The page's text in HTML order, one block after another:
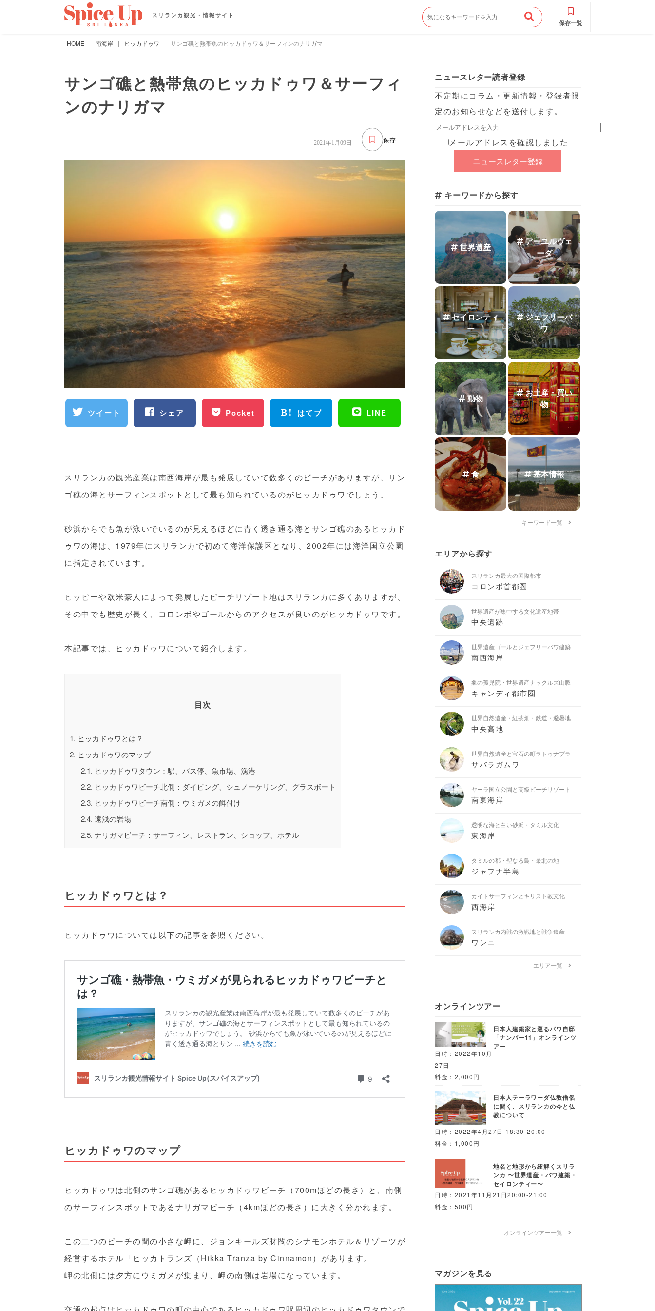
スリランカ観光・情報サイト
保存一覧
HOME | 南海岸 | ヒッカドゥワ | サンゴ礁と熱帯魚のヒッカドゥワ＆サーフィンのナリガマ
サンゴ礁と熱帯魚のヒッカドゥワ＆サーフィ
ンのナリガマ
保存
2021年1月09日
ツイート シェア Pocket はてブ LINE
スリランカの観光産業は南西海岸が最も発展していて数多くのビーチがありますが、サン
ゴ礁の海とサーフィンスポットとして最も知られているのがヒッカドゥワでしょう。
砂浜からでも魚が泳いでいるのが見えるほどに青く透き通る海とサンゴ礁のあるヒッカド
ゥワの海は、1979年にスリランカで初めて海洋保護区となり、2002年には海洋国立公園
に指定されています。
ヒッピーや欧米豪人によって発展したビーチリゾート地はスリランカに多くありますが、
その中でも歴史が長く、コロンボやゴールからのアクセスが良いのがヒッカドゥワです。
本記事では、ヒッカドゥワについて紹介します。
目次
1. ヒッカドゥワとは？
2. ヒッカドゥワのマップ
2.1. ヒッカドゥワタウン：駅、バス停、魚市場、漁港
2.2. ヒッカドゥワビーチ北側：ダイビング、シュノーケリング、グラスボート
2.3. ヒッカドゥワビーチ南側：ウミガメの餌付け
2.4. 遠浅の岩場
2.5. ナリガマビーチ：サーフィン、レストラン、ショップ、ホテル
ヒッカドゥワとは？
ヒッカドゥワについては以下の記事を参照ください。
ヒッカドゥワのマップ
ヒッカドゥワは北側のサンゴ礁があるヒッカドゥワビーチ（700mほどの長さ）と、南側
のサーフィンスポットであるナリガマビーチ（4kmほどの長さ）に大きく分かれます。
この二つのビーチの間の小さな岬に、ジョンキールズ財閥のシナモンホテル＆リゾーツが
経営するホテル「ヒッカトランズ（Hikka Tranza by Cinnamon）があります。
岬の北側には夕方にウミガメが集まり、岬の南側は岩場になっています。
ニュースレター読者登録
不定期にコラム・更新情報・登録者限
定のお知らせなどを送付します。
メールアドレスを確認しました
キーワードから探す
世界遺産
アーユルヴェ
ーダ
セイロンティ
ー
ジェフリーバ
ワ
動物
お土産・買い
物
食 基本情報
キーワード一覧
エリアから探す
スリランカ最大の国際都市
コロンボ首都圏
世界遺産が集中する文化遺産地帯
中央遺跡
世界遺産ゴールとジェフリーバワ建築
南西海岸
象の孤児院・世界遺産ナックルズ山脈
キャンディ都市圏
世界自然遺産・紅茶畑・鉄道・避暑地
中央高地
世界自然遺産と宝石の町ラトゥナプラ
サバラガムワ
ヤーラ国立公園と高級ビーチリゾート
南東海岸
透明な海と白い砂浜・タミル文化
東海岸
タミルの都・聖なる島・最北の地
ジャフナ半島
カイトサーフィンとキリスト教文化
西海岸
スリランカ内戦の激戦地と戦争遺産
ワンニ
エリア一覧
オンラインツアー
日本人建築家と巡るバワ自邸
「ナンバー11」オンラインツ
アー
日時：2022年10月
27日
料金：2,000円
日本人テーラワーダ仏教僧侶
に聞く、スリランカの今と仏
教について
日時：2022年4月27日 18:30-20:00
料金：1,000円
地名と地形から紐解くスリラ
ンカ 〜世界遺産・バワ建築・
セイロンティー〜
日時：2021年11月21日20:00-21:00
料金：500円
オンラインツアー一覧
マガジンを見る